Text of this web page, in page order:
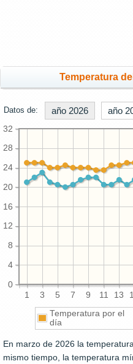
Temperatura
Datos de: año 2026 año
1 3 5 7 9 11 13
0
4
8
12
16
20
24
28
32
Temperatura por el
día
En marzo de 2026 la
mismo tiempo, la temperatura